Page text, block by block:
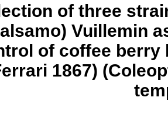
of three
Vuillemin
of coffee berry
1867)